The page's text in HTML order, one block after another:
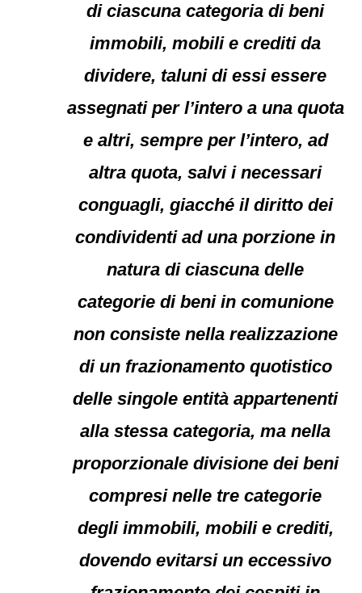
di ciascuna categoria di beni
immobili, mobili e crediti da
dividere, taluni di essi essere
assegnati per l’intero a una quota
e altri, sempre per l’intero, ad
altra quota, salvi i necessari
conguagli, giacché il diritto dei
condividenti ad una porzione in
natura di ciascuna delle
categorie di beni in comunione
non consiste nella realizzazione
di un frazionamento quotistico
delle singole entità appartenenti
alla stessa categoria, ma nella
proporzionale divisione dei beni
compresi nelle tre categorie
degli immobili, mobili e crediti,
dovendo evitarsi un eccessivo